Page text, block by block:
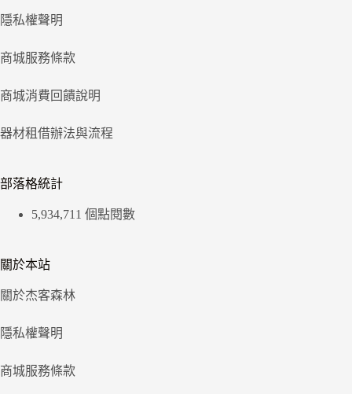
隱私權聲明
商城服務條款
商城消費回饋說明
器材租借辦法與流程
部落格統計
5,934,711 個點閱數
關於本站
關於杰客森林
隱私權聲明
商城服務條款